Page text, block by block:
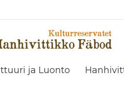
ja Luonto